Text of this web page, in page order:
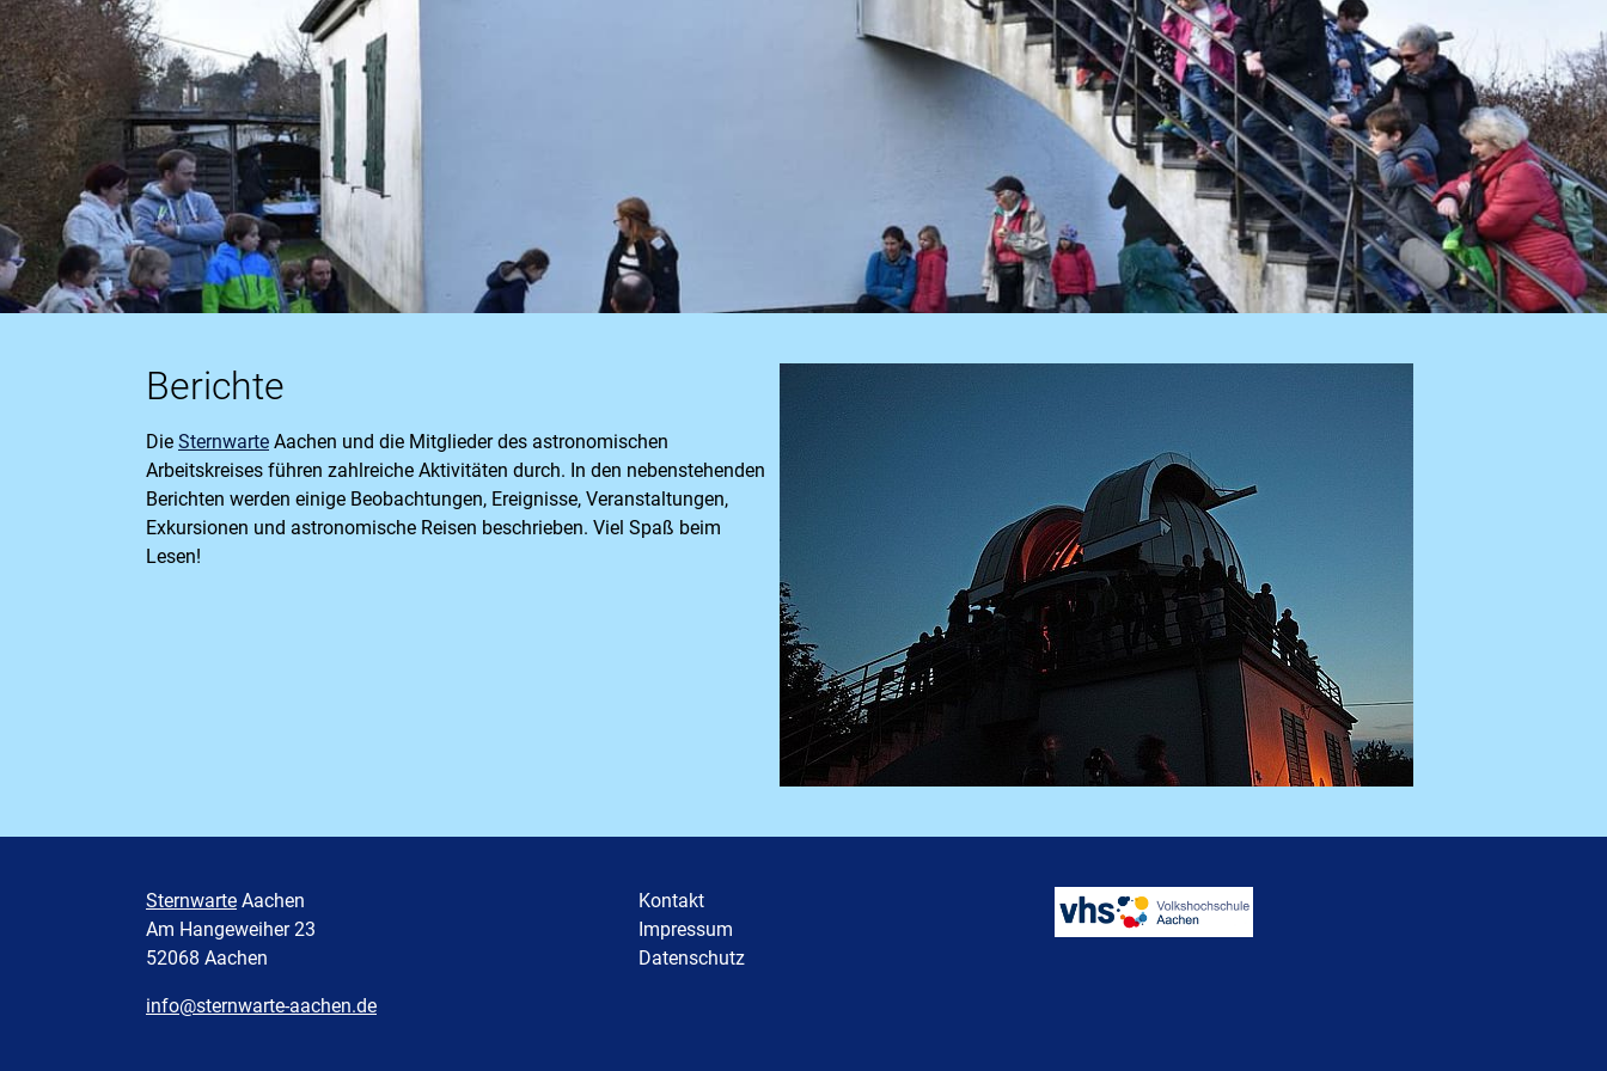
Berichte
Die Sternwarte Aachen und die Mitglieder des astronomischen
Arbeitskreises führen zahlreiche Aktivitäten durch. In den nebenstehenden
Berichten werden einige Beobachtungen, Ereignisse, Veranstaltungen,
Exkursionen und astronomische Reisen beschrieben. Viel Spaß beim
Lesen!
Sternwarte Aachen
Am Hangeweiher 23
52068 Aachen
info@sternwarte-aachen.de
Kontakt
Impressum
Datenschutz